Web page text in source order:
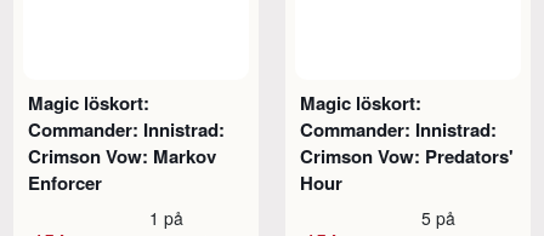
Magic löskort:
Commander: Innistrad:
Crimson Vow: Markov
Enforcer
1 på
Magic löskort:
Commander: Innistrad:
Crimson Vow: Predators'
Hour
5 på